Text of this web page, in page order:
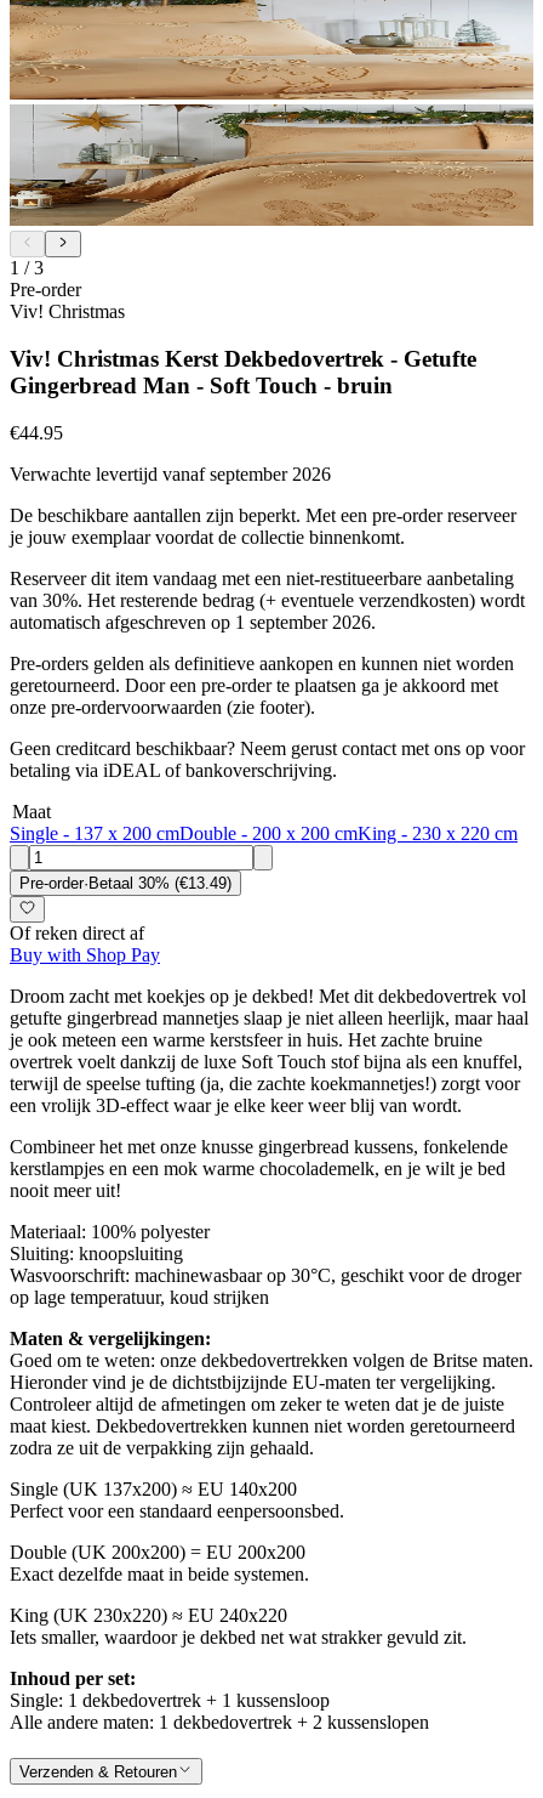
1 /3
Pre-order
Viv! Christmas
Viv! Christmas Kerst Dekbedovertrek - Getufte
Gingerbread Man - Soft Touch - bruin
€44.95
Verwachte levertijd vanaf september 2026
De beschikbare aantallen zijn beperkt. Met een pre-order reserveer
je jouw exemplaar voordat de collectie binnenkomt.
Reserveer dit item vandaag met een niet-restitueerbare aanbetaling
van 30%. Het resterende bedrag (+ eventuele verzendkosten) wordt
automatisch afgeschreven op 1 september 2026.
Pre-orders gelden als definitieve aankopen en kunnen niet worden
geretourneerd. Door een pre-order te plaatsen ga je akkoord met
onze pre-ordervoorwaarden (zie footer).
Geen creditcard beschikbaar? Neem gerust contact met ons op voor
betaling via iDEAL of bankoverschrijving.
Maat
Single - 137 x 200 cmDouble - 200 x 200 cmKing - 230 x 220 cm
Pre-order· Betaal 30% (€13.49)
Of reken direct af
Buy with Shop Pay
Droom zacht met koekjes op je dekbed! Met dit dekbedovertrek vol
getufte gingerbread mannetjes slaap je niet alleen heerlijk, maar haal
je ook meteen een warme kerstsfeer in huis. Het zachte bruine
overtrek voelt dankzij de luxe Soft Touch stof bijna als een knuffel,
terwijl de speelse tufting (ja, die zachte koekmannetjes!) zorgt voor
een vrolijk 3D-effect waar je elke keer weer blij van wordt.
Combineer het met onze knusse gingerbread kussens, fonkelende
kerstlampjes en een mok warme chocolademelk, en je wilt je bed
nooit meer uit!
Materiaal: 100% polyester
Sluiting: knoopsluiting
Wasvoorschrift: machinewasbaar op 30°C, geschikt voor de droger
op lage temperatuur, koud strijken
Maten & vergelijkingen:
Goed om te weten: onze dekbedovertrekken volgen de Britse maten.
Hieronder vind je de dichtstbijzijnde EU-maten ter vergelijking.
Controleer altijd de afmetingen om zeker te weten dat je de juiste
maat kiest. Dekbedovertrekken kunnen niet worden geretourneerd
zodra ze uit de verpakking zijn gehaald.
Single (UK 137x200) ≈ EU 140x200
Perfect voor een standaard eenpersoonsbed.
Double (UK 200x200) = EU 200x200
Exact dezelfde maat in beide systemen.
King (UK 230x220) ≈ EU 240x220
Iets smaller, waardoor je dekbed net wat strakker gevuld zit.
Inhoud per set:
Single: 1 dekbedovertrek + 1 kussensloop
Alle andere maten: 1 dekbedovertrek + 2 kussenslopen
Verzenden & Retouren